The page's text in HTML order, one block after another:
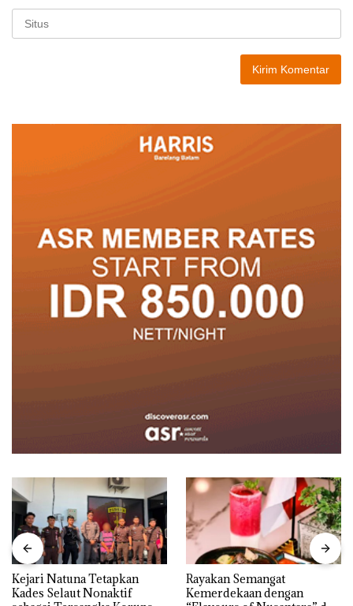
Kejari Natuna Tetapkan
Kades Selaut Nonaktif
Rayakan Semangat
Kemerdekaan dengan